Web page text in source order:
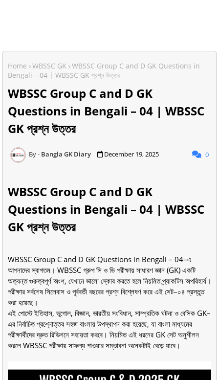
Home WBSSC GK
WBSSC Group C and D GK Questions in
Bengali – 04 | WBSSC GK প্রশ্ন উত্তর
WBSSC Group C and D GK
Questions in Bengali – 04 | WBSSC
GK প্রশ্ন উত্তর
Bangla GK Diary December 19, 2025 0
WBSSC Group C and D GK
Questions in Bengali – 04 | WBSSC
GK প্রশ্ন উত্তর
WBSSC Group C and D GK Questions in Bengali – 04–এ
আপনাদের স্বাগতম। WBSSC গ্রুপ সি ও ডি পরীক্ষায় সাধারণ জ্ঞান (GK) একটি
অত্যন্ত গুরুত্বপূর্ণ অংশ, যেখানে ভালো স্কোর করতে হলে নিয়মিত প্র্যাকটিস অপরিহার্য।
পরীক্ষার সর্বশেষ সিলেবাস ও পূর্ববর্তী বছরের প্রশ্ন বিশ্লেষণ করে এই সেট–০৪ প্রস্তুত
করা হয়েছে।
এই পোস্টে ইতিহাস, ভূগোল, বিজ্ঞান, ভারতীয় সংবিধান, সাম্প্রতিক ঘটনা ও বেসিক GK–
এর নির্বাচিত প্রশ্নোত্তর সহজ বাংলায় উপস্থাপন করা হয়েছে, যা বাংলা মাধ্যমের
পরীক্ষার্থীদের দ্রুত রিভিশনে সহায়তা করবে। নিয়মিত এই ধরনের GK সেট অনুশীলন
করলে WBSSC পরীক্ষায় সাফল্য পাওয়ার সম্ভাবনা অনেকটাই বেড়ে যাবে।